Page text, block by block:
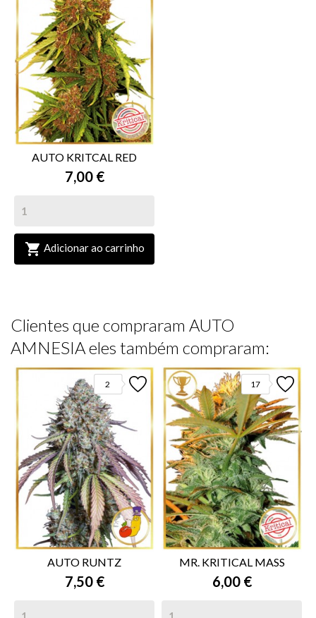
AUTO KRITCAL RED
7,00 €
 Adicionar ao carrinho
Clientes que compraram AUTO
AMNESIA eles também compraram:
2
AUTO RUNTZ
7,50 €
17
MR. KRITICAL MASS
6,00 €